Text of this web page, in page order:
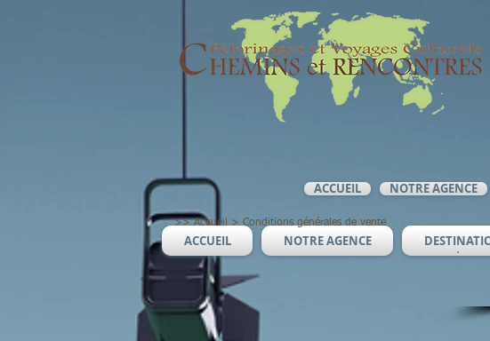
ACCUEIL NOTRE AGENCE
ACCUEIL NOTRE AGENCE
>>Accueil > Conditions générales de vente